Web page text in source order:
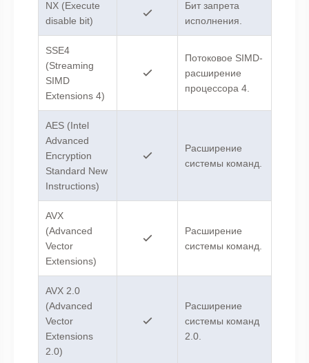
NX (Execute
disable bit)
Бит запрета
исполнения.
SSE4
(Streaming
SIMD
Extensions 4)
Потоковое SIMD-
расширение
процессора 4.
AES (Intel
Advanced
Encryption
Standard New
Instructions)
Расширение
системы команд.
AVX
(Advanced
Vector
Extensions)
Расширение
системы команд.
AVX 2.0
(Advanced
Vector
Extensions
2.0)
Расширение
системы команд
2.0.